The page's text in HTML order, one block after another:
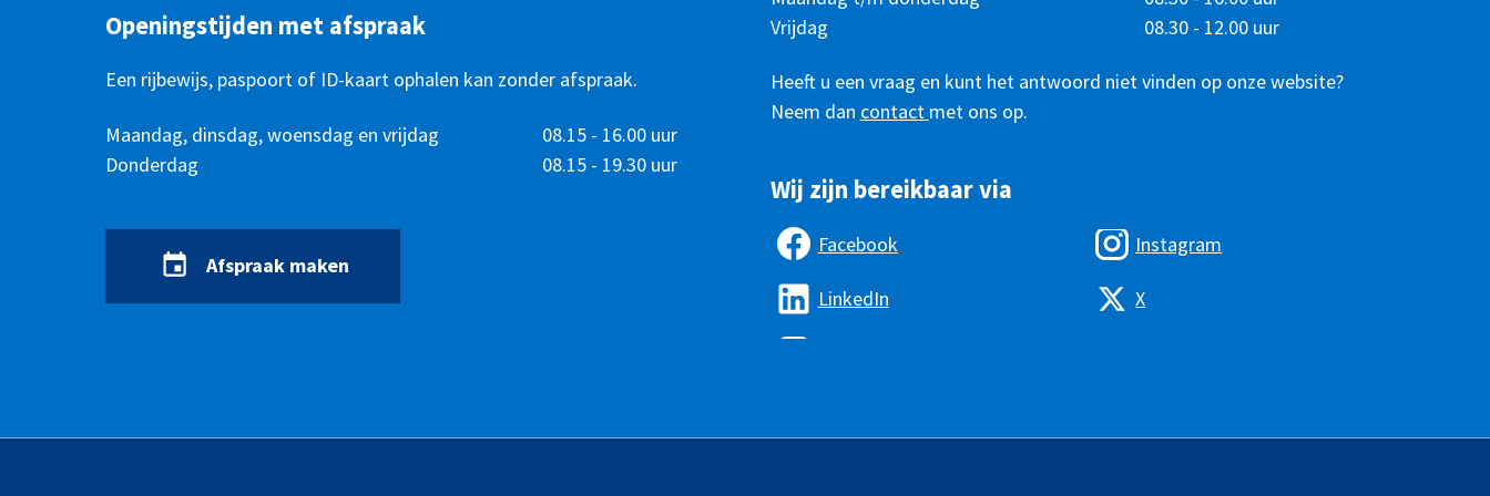
Openingstijden met afspraak
Een rijbewijs, paspoort of ID-kaart ophalen kan zonder afspraak.
Openingstijden
DagTijd
Maandag, dinsdag, woensdag en vrijdag
08.15 - 16.00 uur
Donderdag
08.15 - 19.30 uur
Afspraak maken
bereikbaar
Vrijdag
08.30 - 12.00 uur
Heeft u een vraag en kunt het antwoord niet vinden op onze website?
Neem dan contact met ons op.
Wij zijn bereikbaar via
Facebook
LinkedIn
Instagram
X